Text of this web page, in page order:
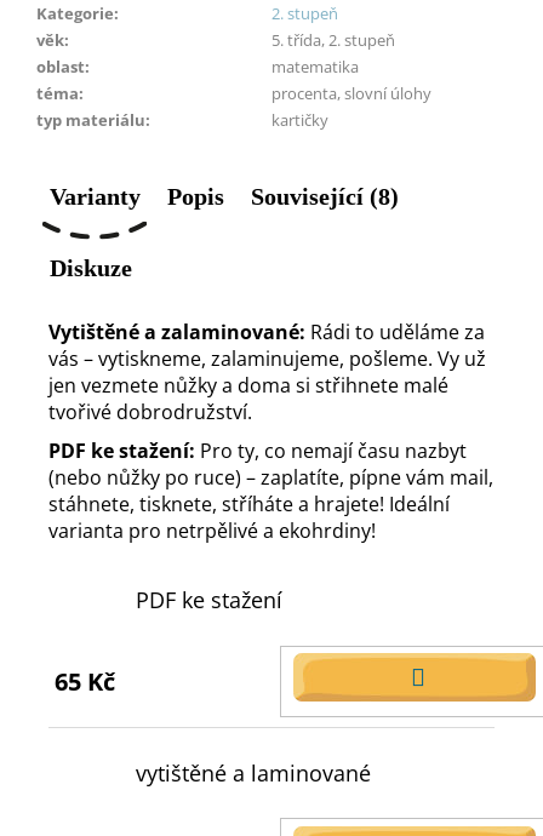
Kategorie:
2. stupeň
věk:
5. třída, 2. stupeň
oblast:
matematika
téma:
procenta, slovní úlohy
typ materiálu: kartičky
Varianty Popis Související (8)
Diskuze
Vytištěné a zalaminované: Rádi to uděláme za
vás – vytiskneme, zalaminujeme, pošleme. Vy už
jen vezmete nůžky a doma si střihnete malé
tvořivé dobrodružství.
PDF ke stažení: Pro ty, co nemají času nazbyt
(nebo nůžky po ruce) – zaplatíte, pípne vám mail,
stáhnete, tisknete, stříháte a hrajete! Ideální
varianta pro netrpělivé a ekohrdiny!
PDF ke stažení
65 Kč
DO
KOŠÍKU
vytištěné a laminované